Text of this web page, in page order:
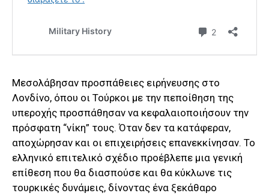
Μεσολάβησαν προσπάθειες ειρήνευσης στο
Λονδίνο, όπου οι Τούρκοι με την πεποίθηση της
υπεροχής προσπάθησαν να κεφαλαιοποιήσουν την
πρόσφατη “νίκη” τους. Όταν δεν τα κατάφεραν,
αποχώρησαν και οι επιχειρήσεις επανεκκίνησαν. Το
ελληνικό επιτελικό σχέδιο προέβλεπε μια γενική
επίθεση που θα διασπούσε και θα κύκλωνε τις
τουρκικές δυνάμεις, δίνοντας ένα ξεκάθαρο